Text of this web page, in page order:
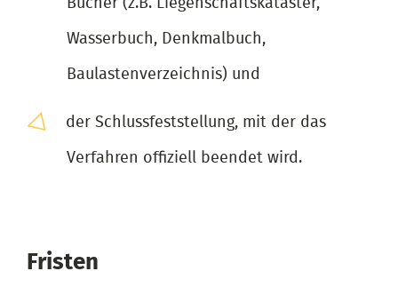
Bücher (z.B. Liegenschaftskataster,
Wasserbuch, Denkmalbuch,
Baulastenverzeichnis) und
der Schlussfeststellung, mit der das
Verfahren offiziell beendet wird.
Fristen